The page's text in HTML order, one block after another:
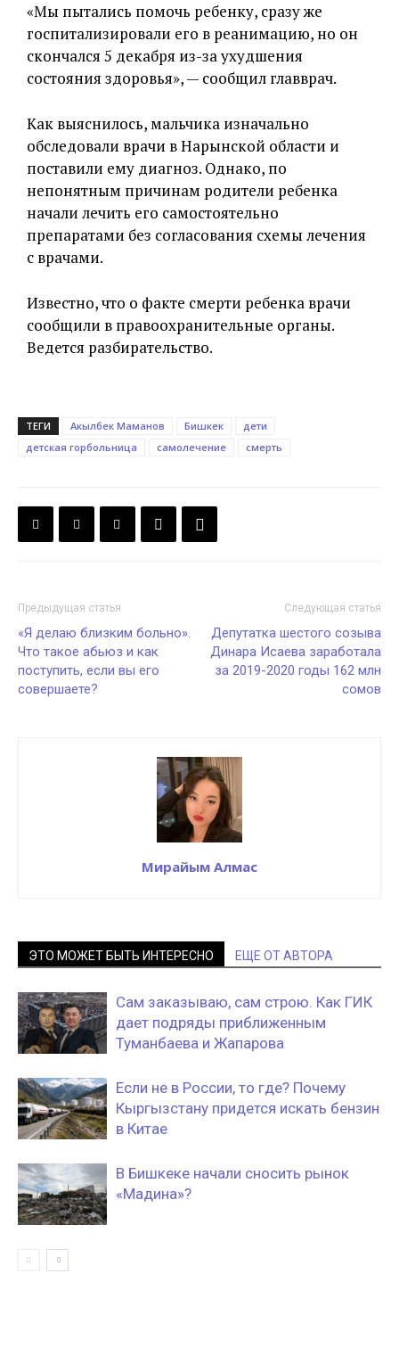
«Мы пытались помочь ребенку, сразу же
госпитализировали его в реанимацию, но он
скончался 5 декабря из-за ухудшения
состояния здоровья», — сообщил главврач.
Как выяснилось, мальчика изначально
обследовали врачи в Нарынской области и
поставили ему диагноз. Однако, по
непонятным причинам родители ребенка
начали лечить его самостоятельно
препаратами без согласования схемы лечения
с врачами.
Известно, что о факте смерти ребенка врачи
сообщили в правоохранительные органы.
Ведется разбирательство.
ТЕГИ Акылбек Маманов Бишкек
дети
детская горбольница
самолечение смерть
Предыдущая статья
«Я делаю близким больно».
Что такое абьюз и как
поступить, если вы его
совершаете?
Следующая статья
Депутатка шестого созыва
Динара Исаева заработала
за 2019-2020 годы 162 млн
сомов
Мирайым Алмас
ЭТО МОЖЕТ БЫТЬ ИНТЕРЕСНО ЕЩЕ ОТ АВТОРА
Сам заказываю, сам строю. Как ГИК
дает подряды приближенным
Туманбаева и Жапарова
Если не в России, то где? Почему
Кыргызстану придется искать бензин
в Китае
В Бишкеке начали сносить рынок
«Мадина»?